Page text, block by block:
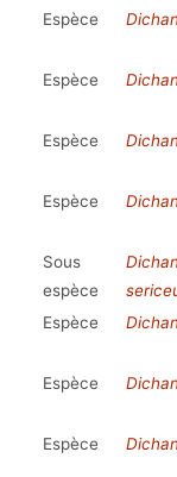
Espèce
Espèce
Espèce
Espèce
Sous
espèce
Espèce
Espèce
Espèce